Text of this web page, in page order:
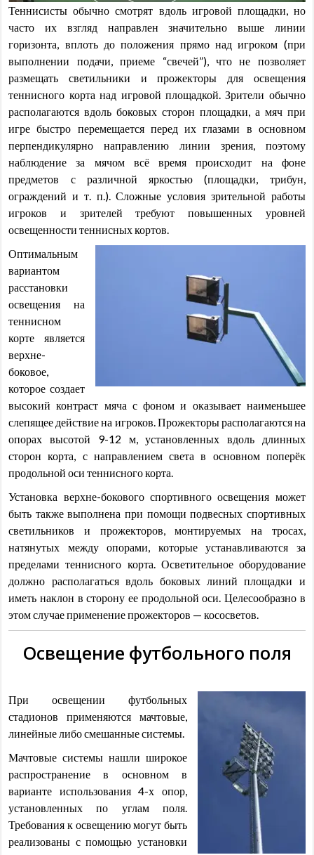
Теннисисты обычно смотрят вдоль игровой площадки, но
часто их взгляд направлен значительно выше линии
горизонта, вплоть до положения прямо над игроком (при
выполнении подачи, приеме “свечей”), что не позволяет
размещать светильники и прожекторы для освещения
теннисного корта над игровой площадкой. Зрители обычно
располагаются вдоль боковых сторон площадки, а мяч при
игре быстро перемещается перед их глазами в основном
перпендикулярно направлению линии зрения, поэтому
наблюдение за мячом всё время происходит на фоне
предметов с различной яркостью (площадки, трибун,
ограждений и т. п.). Сложные условия зрительной работы
игроков и зрителей требуют повышенных уровней
освещенности теннисных кортов.
Оптимальным
вариантом
расстановки
освещения на
теннисном
корте является
верхне-
боковое,
которое создает
высокий контраст мяча с фоном и оказывает наименьшее
слепящее действие на игроков. Прожекторы располагаются на
опорах высотой 9-12 м, установленных вдоль длинных
сторон корта, с направлением света в основном поперёк
продольной оси теннисного корта.
Установка верхне-бокового спортивного освещения может
быть также выполнена при помощи подвесных спортивных
светильников и прожекторов, монтируемых на тросах,
натянутых между опорами, которые устанавливаются за
пределами теннисного корта. Осветительное оборудование
должно располагаться вдоль боковых линий площадки и
иметь наклон в сторону ее продольной оси. Целесообразно в
этом случае применение прожекторов — кососветов.
Освещение футбольного поля
При освещении футбольных
стадионов применяются мачтовые,
линейные либо смешанные системы.
Мачтовые системы нашли широкое
распространение в основном в
варианте использования 4-х опор,
установленных по углам поля.
Требования к освещению могут быть
реализованы с помощью установки